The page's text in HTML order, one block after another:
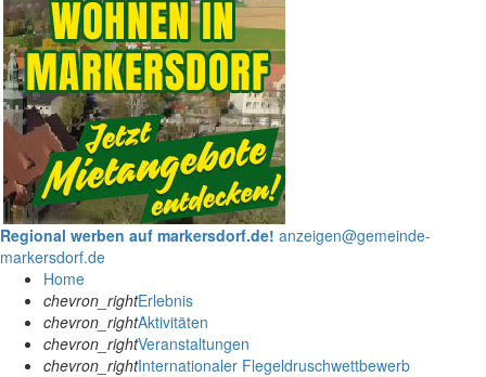
Regional werben auf markersdorf.de! anzeigen@gemeinde-
markersdorf.de
Home
chevron_rightErlebnis
chevron_rightAktivitäten
chevron_rightVeranstaltungen
chevron_rightInternationaler Flegeldruschwettbewerb